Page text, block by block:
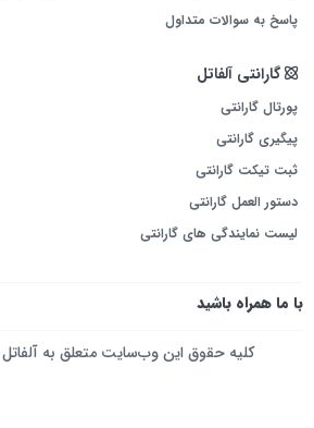
پاسخ به سوالات متداول
گارانتی آلفاتل
پورتال گارانتی
پیگیری گارانتی
ثبت تیکت گارانتی
دستور العمل گارانتی
لیست نمایندگی های گارانتی
با ما همراه باشید
کلیه حقوق این وب‌سایت متعلق به آلفاتل